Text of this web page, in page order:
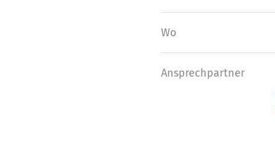
Wo
Ansprech­partner